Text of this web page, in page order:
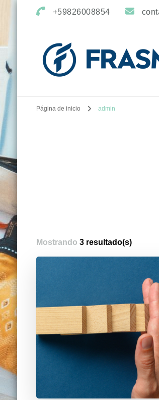
+59826008854
Página de inicio admin
Mostrando 3 resultado(s)